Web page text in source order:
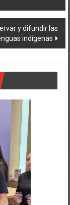
y difundir las
indígenas